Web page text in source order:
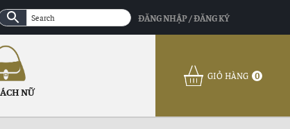
ĐĂNG NHẬP / ĐĂNG KÝ
NỮ
GIỎ HÀNG 0